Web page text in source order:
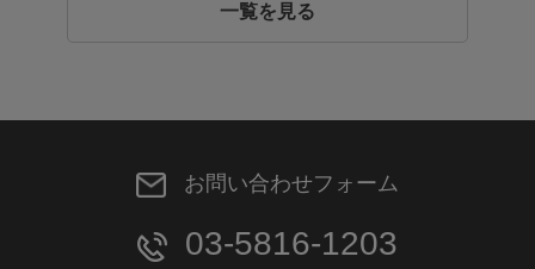
一覧を見る
お問い合わせフォーム
03-5816-1203